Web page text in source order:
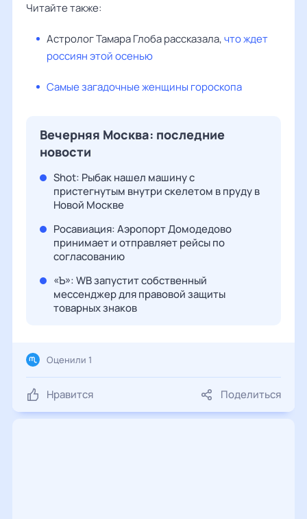
Читайте также:
Астролог Тамара Глоба рассказала,что ждет
россиян этой осенью
Самые загадочные женщины гороскопа
Вечерняя Москва: последние
новости
Shot: Рыбак нашел машину с
пристегнутым внутри скелетом в пруду в
Новой Москве
Росавиация: Аэропорт Домодедово
принимает и отправляет рейсы по
согласованию
«Ъ»: WB запустит собственный
мессенджер для правовой защиты
товарных знаков
Нравится Поделиться
Оценили 1